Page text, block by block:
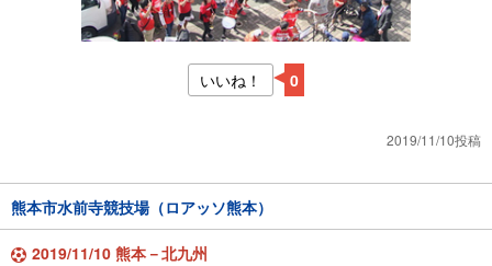
いいね！ 0
2019/11/10投稿
熊本市水前寺競技場（ロアッソ熊本）
2019/11/10 熊本－北九州